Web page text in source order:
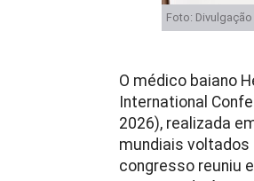
Foto: Divulgação
O médico baiano
International
2026), realizada
mundiais
congresso reuniu